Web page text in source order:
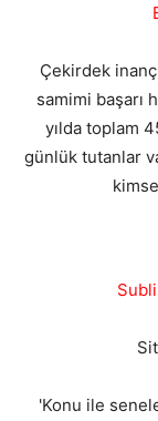
Çekirdek
samimi başarı
yılda toplam
günlük tutanlar
'Konu ile